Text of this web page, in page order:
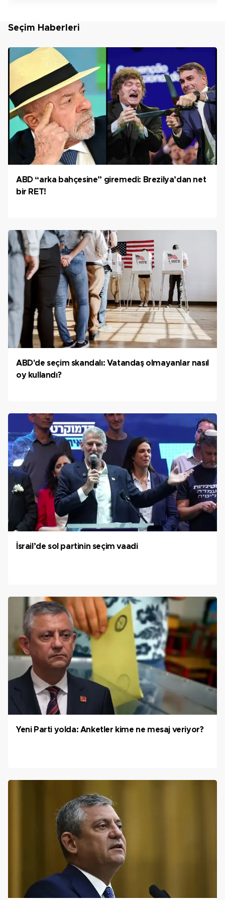
Seçim Haberleri
ABD “arka bahçesine” giremedi: Brezilya’dan net
bir RET!
ABD'de seçim skandalı: Vatandaş olmayanlar nasıl
oy kullandı?
İsrail’de sol partinin seçim vaadi
Yeni Parti yolda: Anketler kime ne mesaj veriyor?